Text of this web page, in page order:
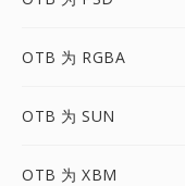
OTB 为 RGBA
OTB 为 SUN
OTB 为 XBM